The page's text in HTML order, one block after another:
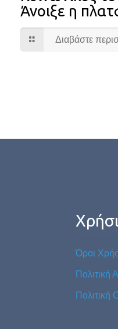
Άνοιξε η
Διαβάστε
Όροι
Πολιτική
Πολιτική